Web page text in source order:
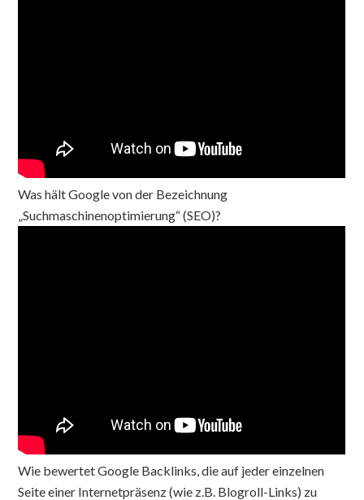
Was hält Google von der Bezeichnung
„Suchmaschinenoptimierung“ (SEO)?
Wie bewertet Google Backlinks, die auf jeder einzelnen
Seite einer Internetpräsenz (wie z.B. Blogroll-Links) zu